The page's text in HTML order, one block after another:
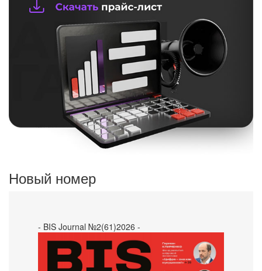
Новый номер
- BIS Journal №2(61)2026 -